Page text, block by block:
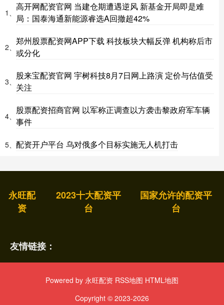
1、
高开网配资官网 当建仓期遭遇逆风 新基金开局即是难
局：国泰海通新能源睿选A回撤超42%
2、
郑州股票配资网APP下载 科技板块大幅反弹 机构称后市
或分化
3、
股来宝配资官网 宇树科技8月7日网上路演 定价与估值受
关注
4、
股票配资招商官网 以军称正调查以方袭击黎政府军车辆
事件
5、 配资开户平台 乌对俄多个目标实施无人机打击
永旺配
资
2023十大配资平
台
国家允许的配资平
台
友情链接：
Powered by 永旺配资 RSS地图 HTML地图
Copyright © 2023-2026